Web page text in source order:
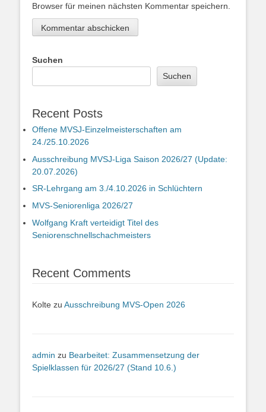
Browser für meinen nächsten Kommentar speichern.
Suchen
Suchen
Recent Posts
Offene MVSJ-Einzelmeisterschaften am
24./25.10.2026
Ausschreibung MVSJ-Liga Saison 2026/27 (Update:
20.07.2026)
SR-Lehrgang am 3./4.10.2026 in Schlüchtern
MVS-Seniorenliga 2026/27
Wolfgang Kraft verteidigt Titel des
Seniorenschnellschachmeisters
Recent Comments
Kolte zu Ausschreibung MVS-Open 2026
admin zu Bearbeitet: Zusammensetzung der
Spielklassen für 2026/27 (Stand 10.6.)